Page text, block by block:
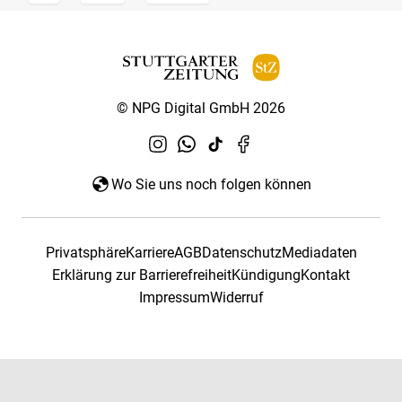
© NPG Digital GmbH 2026
Wo Sie uns noch folgen können
PrivatsphäreKarriereAGBDatenschutzMediadaten
Erklärung zur BarrierefreiheitKündigungKontakt
ImpressumWiderruf